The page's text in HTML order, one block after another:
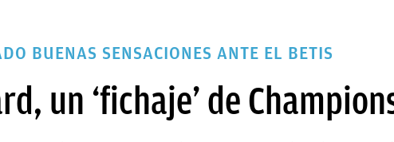
BUENAS SENSACIONES ANTE EL BETIS
un ‘fichaje’ de